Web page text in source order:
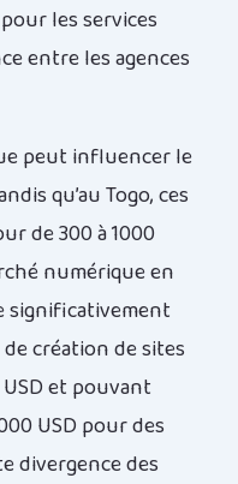
les services
entre les agences
peut influencer le
qu’au Togo, ces
de 300 à 1000
numérique en
significativement
création de sites
et pouvant
USD pour des
divergence des